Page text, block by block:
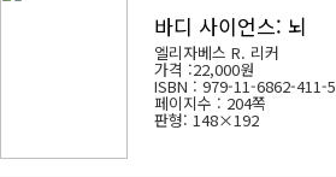
바디 사이언스: 뇌
엘리자베스 R. 리커
가격 :22,000원
ISBN : 979-11-6862-411-5
페이지수 : 204쪽
판형: 148×192